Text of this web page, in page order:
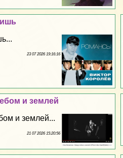
23 07 2026 19:16:16
и землей
и землей...
21 07 2026 15:20:56